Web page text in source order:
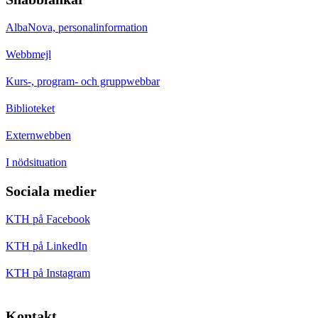
AlbaNova, personalinformation
Webbmejl
Kurs-, program- och gruppwebbar
Biblioteket
Externwebben
I nödsituation
Sociala medier
KTH på Facebook
KTH på LinkedIn
KTH på Instagram